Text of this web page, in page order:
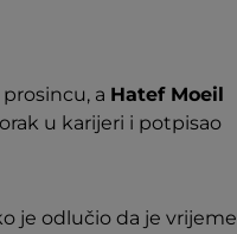
prosincu, a Hatef Moeil
u karijeri i potpisao
je odlučio da je vrijeme